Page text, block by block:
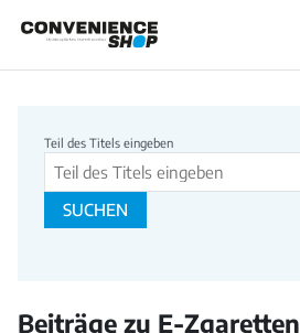
Beitragssuche
Teil des Titels eingeben
SUCHEN
Beiträge zu E-Zgaretten